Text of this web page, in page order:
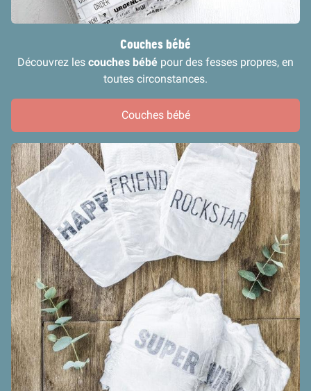
Couches bébé
Découvrez les couches bébé pour des fesses propres, en
toutes circonstances.
Couches bébé